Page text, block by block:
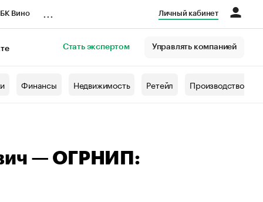
Вино Личный кабинет
Стать экспертом Управлять компанией
Финансы Недвижимость Ретейл Производство
— ОГРНИП: